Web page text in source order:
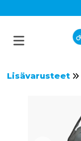
Lisävarusteet